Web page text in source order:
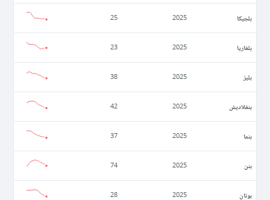
بلجيكا 2025
25
بلغاريا 2025
23
بليز 2025
38
بنغلاديش 2025
42
بنما 2025
37
بنن 2025
74
بوتان 2025
28